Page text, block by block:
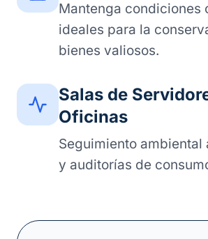
Mantenga condiciones
ideales para la
bienes valiosos.
Salas de
Oficinas
Seguimiento ambiental
y auditorías de